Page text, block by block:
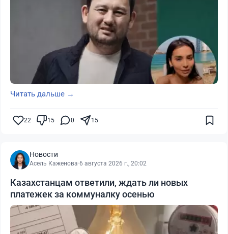
Читать дальше →
22 15 0 15
Новости
Асель Каженова·6 августа 2026 г., 20:02
Казахстанцам ответили, ждать ли новых
платежек за коммуналку осенью